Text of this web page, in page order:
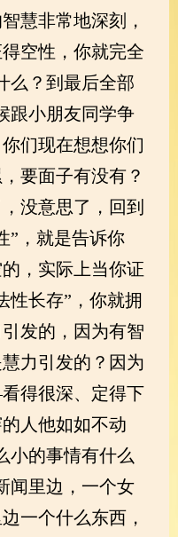
慧非常地深刻，
空性，你就完全
么？到最后全部
跟小朋友同学争
们现在想想你们
要面子有没有？
没意思了，回到
”，就是告诉你
，实际上当你证
性长存”，你就拥
发的，因为有智
力引发的？因为
得很深、定得下
人他如如不动
小的事情有什么
闻里边，一个女
一个什么东西，